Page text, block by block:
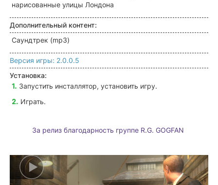
нарисованные улицы Лондона
Дополнительный контент:
Саундтрек (mp3)
Версия игры: 2.0.0.5
Установка:
Запустить инсталлятор, установить игру.
Играть.
За релиз благодарность группе R.G. GOGFAN